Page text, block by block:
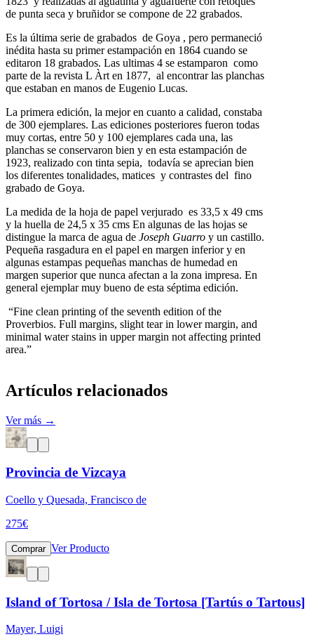
de punta seca y bruñidor se compone de 22 grabados.
Es la última serie de grabados de Goya , pero permaneció
inédita hasta su primer estampación en 1864 cuando se
editaron 18 grabados. Las ultimas 4 se estamparon como
parte de la revista L Àrt en 1877, al encontrar las planchas
que estaban en manos de Eugenio Lucas.
La primera edición, la mejor en cuanto a calidad, constaba
de 300 ejemplares. Las ediciones posteriores fueron todas
muy cortas, entre 50 y 100 ejemplares cada una, las
planchas se conservaron bien y en esta estampación de
1923, realizado con tinta sepia, todavía se aprecian bien
los diferentes tonalidades, matices y contrastes del fino
grabado de Goya.
La medida de la hoja de papel verjurado es 33,5 x 49 cms
y la huella de 24,5 x 35 cms En algunas de las hojas se
distingue la marca de agua de Joseph Guarro y un castillo.
Pequeña rasgadura en el papel en margen inferior y en
algunas estampas pequeñas manchas de humedad en
margen superior que nunca afectan a la zona impresa. En
general ejemplar muy bueno de esta séptima edición.
“Fine clean printing of the seventh edition of the
Proverbios. Full margins, slight tear in lower margin, and
minimal water stains in upper margin not affecting printed
area.”
Artículos relacionados
Ver más →
Provincia de Vizcaya
Coello y Quesada, Francisco de
275€
Comprar Ver Producto
Island of Tortosa / Isla de Tortosa [Tartús o Tartous]
Mayer, Luigi